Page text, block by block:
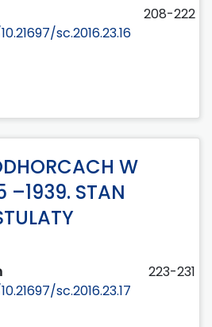
208-222
sc.2016.23.16
W
–1939. STAN
223-231
sc.2016.23.17